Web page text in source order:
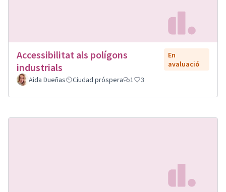
Accessibilitat als polígons
industrials
En
avaluació
Aida Dueñas
Ciudad próspera 1 3